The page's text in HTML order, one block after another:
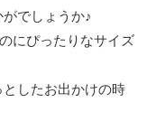
でしょうか♪
にぴったりなサイズ
したお出かけの時